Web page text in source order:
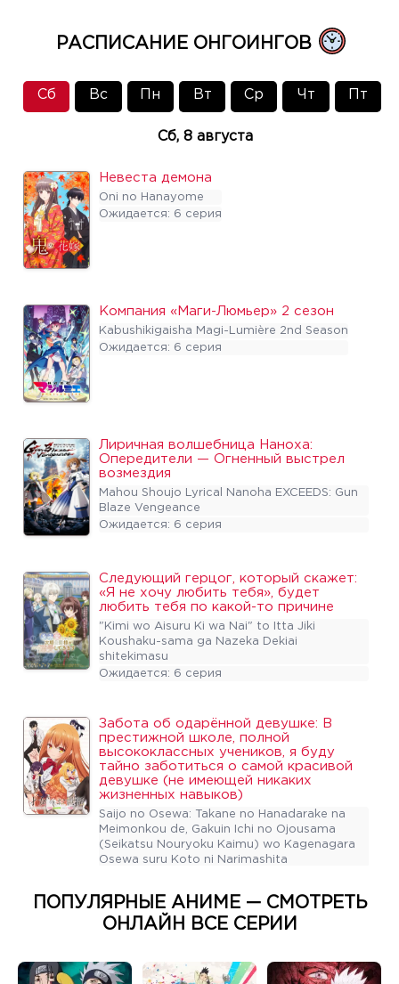
РАСПИСАНИЕ ОНГОИНГОВ
Сб Вс Пн Вт Ср Чт Пт
Сб, 8 августа
Невеста демона
Oni no Hanayome
Ожидается: 6 серия
Компания «Маги-Люмьер» 2 сезон
Kabushikigaisha Magi-Lumière 2nd Season
Ожидается: 6 серия
Лиричная волшебница Наноха:
Опередители — Огненный выстрел
возмездия
Mahou Shoujo Lyrical Nanoha EXCEEDS: Gun
Blaze Vengeance
Ожидается: 6 серия
Следующий герцог, который скажет:
«Я не хочу любить тебя», будет
любить тебя по какой-то причине
"Kimi wo Aisuru Ki wa Nai" to Itta Jiki
Koushaku-sama ga Nazeka Dekiai
shitekimasu
Ожидается: 6 серия
Забота об одарённой девушке: В
престижной школе, полной
высококлассных учеников, я буду
тайно заботиться о самой красивой
девушке (не имеющей никаких
жизненных навыков)
Saijo no Osewa: Takane no Hanadarake na
Meimonkou de, Gakuin Ichi no Ojousama
(Seikatsu Nouryoku Kaimu) wo Kagenagara
Osewa suru Koto ni Narimashita
ПОПУЛЯРНЫЕ АНИМЕ — СМОТРЕТЬ
ОНЛАЙН ВСЕ СЕРИИ